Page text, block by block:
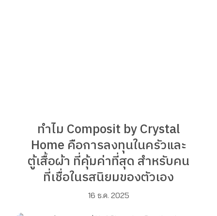
ทำไม Composit by Crystal
Home คือการลงทุนในครัวและ
ตู้เสื้อผ้า ที่คุ้มค่าที่สุด สำหรับคน
ที่เชื่อในรสนิยมของตัวเอง
16 ธ.ค. 2025